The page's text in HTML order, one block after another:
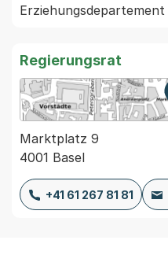
Regierungsrat
Marktplatz 9
4001 Basel
+41 61 267 81 81